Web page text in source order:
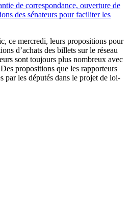
de correspondance, ouverture de
des sénateurs pour faciliter les
ce mercredi, leurs propositions pour
d’achats des billets sur le réseau
sont toujours plus nombreux avec
propositions que les rapporteurs
par les députés dans le projet de loi-